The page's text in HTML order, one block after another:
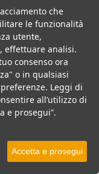
tua prossima
te le migliori mete, i
prossimo viaggio.
che
le funzionalità
utente,
effettuare analisi.
consenso ora
o in qualsiasi
Leggi di
all’utilizzo di
e prosegui”.
Accetta e prosegui